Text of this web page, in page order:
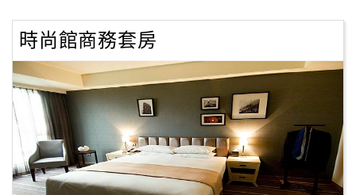
時尚館商務套房